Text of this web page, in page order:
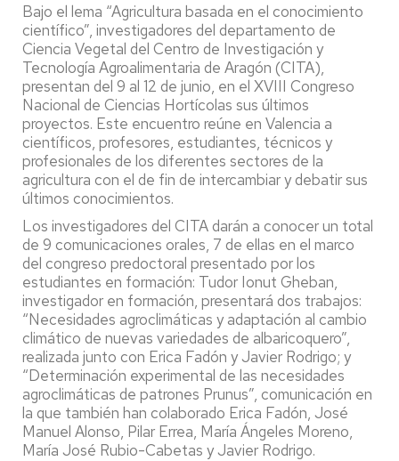
Bajo el lema “Agricultura basada en el conocimiento
científico”, investigadores del departamento de
Ciencia Vegetal del Centro de Investigación y
Tecnología Agroalimentaria de Aragón (CITA),
presentan del 9 al 12 de junio, en el XVIII Congreso
Nacional de Ciencias Hortícolas sus últimos
proyectos. Este encuentro reúne en Valencia a
científicos, profesores, estudiantes, técnicos y
profesionales de los diferentes sectores de la
agricultura con el de fin de intercambiar y debatir sus
últimos conocimientos.
Los investigadores del CITA darán a conocer un total
de 9 comunicaciones orales, 7 de ellas en el marco
del congreso predoctoral presentado por los
estudiantes en formación: Tudor Ionut Gheban,
investigador en formación, presentará dos trabajos:
“Necesidades agroclimáticas y adaptación al cambio
climático de nuevas variedades de albaricoquero”,
realizada junto con Erica Fadón y Javier Rodrigo; y
“Determinación experimental de las necesidades
agroclimáticas de patrones Prunus”, comunicación en
la que también han colaborado Erica Fadón, José
Manuel Alonso, Pilar Errea, María Ángeles Moreno,
María José Rubio-Cabetas y Javier Rodrigo.